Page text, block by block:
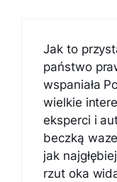
Jak to
państwo
wspaniała
wielkie
eksperci i
beczką
jak
rzut oka